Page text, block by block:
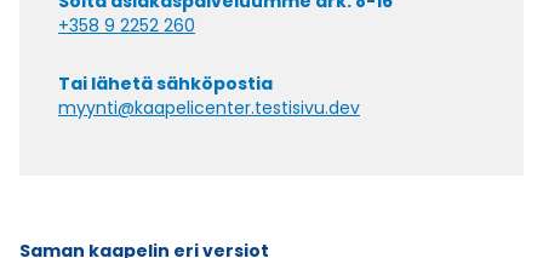
+358 9 2252 260
Tai lähetä sähköpostia
myynti@kaapelicenter.testisivu.dev
Saman kaapelin eri versiot